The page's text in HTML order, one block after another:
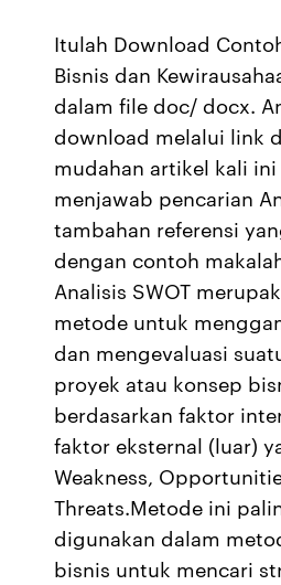
Itulah Download
Bisnis dan
dalam file doc/ docx.
download melalui link
mudahan artikel kali
menjawab pencarian
tambahan referensi
dengan contoh
Analisis SWOT
metode untuk
dan mengevaluasi
proyek atau konsep
berdasarkan faktor
faktor eksternal (luar)
Weakness,
Threats.Metode ini
digunakan dalam
bisnis untuk mencari